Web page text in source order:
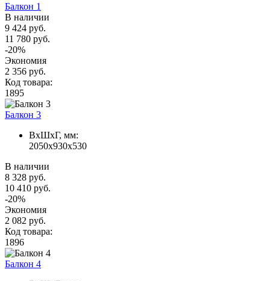
Балкон 1
В наличии
9 424 руб.
11 780 руб.
-20%
Экономия
2 356 руб.
Код товара:
1895
Балкон 3
ВxШxГ, мм:
2050x930x530
В наличии
8 328 руб.
10 410 руб.
-20%
Экономия
2 082 руб.
Код товара:
1896
Балкон 4